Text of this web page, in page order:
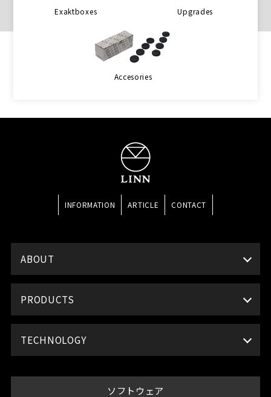
Exaktboxes Upgrades
Accesories
INFORMATION ARTICLE CONTACT
ABOUT
PRODUCTS
TECHNOLOGY
ソフトウェア